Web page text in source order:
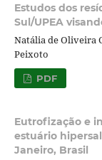
Estudos dos
Sul/UPEA
Natália de Oliveira
Peixoto
PDF
Eutrofização e
estuário
Janeiro, Brasil